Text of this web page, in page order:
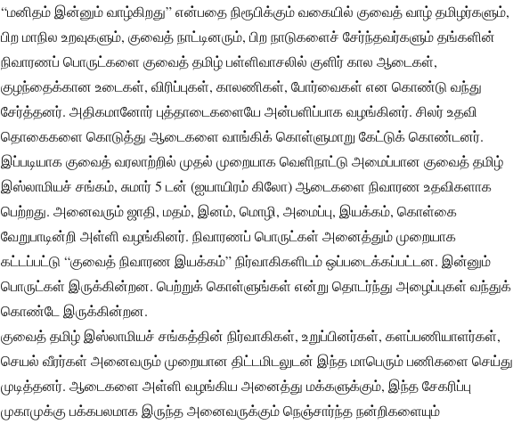
“மனிதம் இன்னும் வாழ்கிறது” என்பதை நிரூபிக்கும் வகையில் குவைத் வாழ் தமிழர்களும்,
பிற மாநில உறவுகளும், குவைத் நாட்டினரும், பிற நாடுகளைச் சேர்ந்தவர்களும் தங்களின்
நிவாரணப் பொருட்களை குவைத் தமிழ் பள்ளிவாசலில் குளிர் கால ஆடைகள்,
குழந்தைக்கான உடைகள், விரிப்புகள், காலணிகள், போர்வைகள் என கொண்டு வந்து
சேர்த்தனர். அதிகமானோர் புத்தாடைகளையே அன்பளிப்பாக வழங்கினர். சிலர் உதவி
தொகைகளை கொடுத்து ஆடைகளை வாங்கிக் கொள்ளுமாறு கேட்டுக் கொண்டனர்.
இப்படியாக குவைத் வரலாற்றில் முதல் முறையாக வெளிநாட்டு அமைப்பான குவைத் தமிழ்
இஸ்லாமியச் சங்கம், சுமார் 5 டன் (ஐயாயிரம் கிலோ) ஆடைகளை நிவாரண உதவிகளாக
பெற்றது. அனைவரும் ஜாதி, மதம், இனம், மொழி, அமைப்பு, இயக்கம், கொள்கை
வேறுபாடின்றி அள்ளி வழங்கினர். நிவாரணப் பொருட்கள் அனைத்தும் முறையாக
கட்டப்பட்டு “குவைத் நிவாரண இயக்கம்” நிர்வாகிகளிடம் ஒப்படைக்கப்பட்டன. இன்னும்
பொருட்கள் இருக்கின்றன. பெற்றுக் கொள்ளுங்கள் என்று தொடர்ந்து அழைப்புகள் வந்துக்
கொண்டே இருக்கின்றன.
குவைத் தமிழ் இஸ்லாமியச் சங்கத்தின் நிர்வாகிகள், உறுப்பினர்கள், களப்பணியாளர்கள்,
செயல் வீரர்கள் அனைவரும் முறையான திட்டமிடலுடன் இந்த மாபெரும் பணிகளை செய்து
முடித்தனர். ஆடைகளை அள்ளி வழங்கிய அனைத்து மக்களுக்கும், இந்த சேகரிப்பு
முகாமுக்கு பக்கபலமாக இருந்த அனைவருக்கும் நெஞ்சார்ந்த நன்றிகளையும்